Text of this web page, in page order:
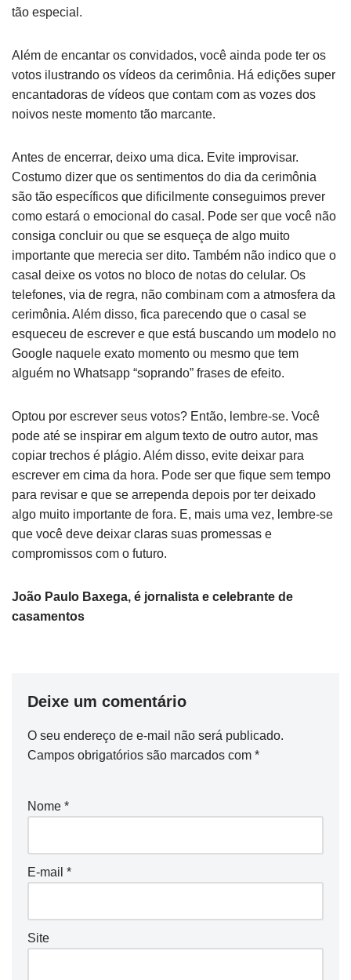
tão especial.
Além de encantar os convidados, você ainda pode ter os
votos ilustrando os vídeos da cerimônia. Há edições super
encantadoras de vídeos que contam com as vozes dos
noivos neste momento tão marcante.
Antes de encerrar, deixo uma dica. Evite improvisar.
Costumo dizer que os sentimentos do dia da cerimônia
são tão específicos que dificilmente conseguimos prever
como estará o emocional do casal. Pode ser que você não
consiga concluir ou que se esqueça de algo muito
importante que merecia ser dito. Também não indico que o
casal deixe os votos no bloco de notas do celular. Os
telefones, via de regra, não combinam com a atmosfera da
cerimônia. Além disso, fica parecendo que o casal se
esqueceu de escrever e que está buscando um modelo no
Google naquele exato momento ou mesmo que tem
alguém no Whatsapp “soprando” frases de efeito.
Optou por escrever seus votos? Então, lembre-se. Você
pode até se inspirar em algum texto de outro autor, mas
copiar trechos é plágio. Além disso, evite deixar para
escrever em cima da hora. Pode ser que fique sem tempo
para revisar e que se arrependa depois por ter deixado
algo muito importante de fora. E, mais uma vez, lembre-se
que você deve deixar claras suas promessas e
compromissos com o futuro.
João Paulo Baxega, é jornalista e celebrante de
casamentos
Deixe um comentário
O seu endereço de e-mail não será publicado.
Campos obrigatórios são marcados com *
Nome *
E-mail *
Site